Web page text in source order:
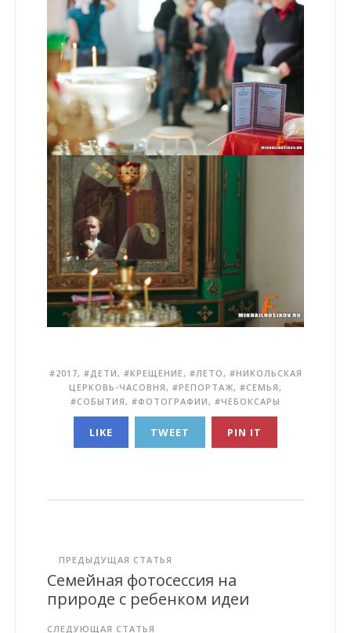
2017, ДЕТИ , КРЕЩЕНИЕ , ЛЕТО ,
НИКОЛЬСКАЯ
ЦЕРКОВЬ-ЧАСОВНЯ , РЕПОРТАЖ, СЕМЬЯ ,
СОБЫТИЯ , ФОТОГРАФИИ , ЧЕБОКСАРЫ
LIKE TWEET PIN IT
ПРЕДЫДУЩАЯ СТАТЬЯ
Семейная фотосессия на
природе с ребенком идеи
СЛЕДУЮЩАЯ СТАТЬЯ